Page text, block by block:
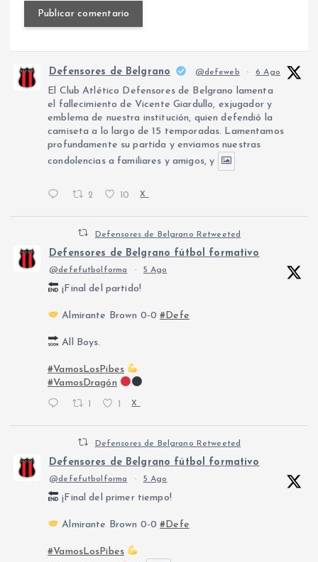
Defensores de Belgrano @defeweb · 6 Ago
El Club Atlético Defensores de Belgrano lamenta
el fallecimiento de Vicente Giardullo, exjugador y
emblema de nuestra institución, quien defendió la
camiseta a lo largo de 15 temporadas. Lamentamos
profundamente su partida y enviamos nuestras
condolencias a familiares y amigos, y
2 10 X
Defensores de Belgrano Retweeted
Defensores de Belgrano fútbol formativo
@defefutbolforma · 5 Ago
¡Final del partido!
Almirante Brown 0-0#Defe
All Boys.
#VamosLosPibes
#VamosDragón
X
Defensores de Belgrano Retweeted
Defensores de Belgrano fútbol formativo
@defefutbolforma · 5 Ago
¡Final del primer tiempo!
Almirante Brown 0-0#Defe
#VamosLosPibes